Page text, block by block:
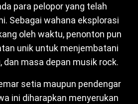
para pelopor yang telah
Sebagai wahana eksplorasi
oleh waktu, penonton pun
unik untuk menjembatani
dan masa depan musik rock.
setia maupun pendengar
ini diharapkan menyerukan